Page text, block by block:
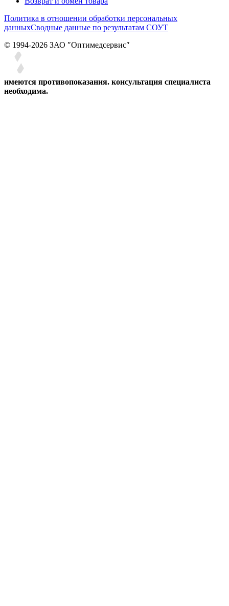
Политика в отношении обработки персональных
данныхСводные данные по результатам СОУТ
© 1994-2026 ЗАО ″Оптимедсервис″
имеются противопоказания. консультация специалиста
необходима.